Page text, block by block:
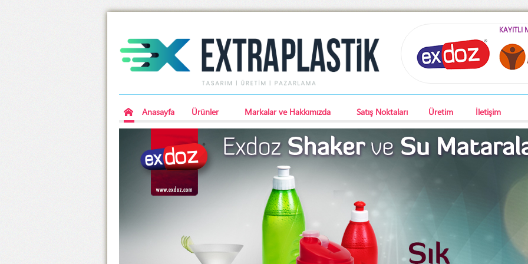
KAYITLI
Anasayfa Ürünler Markalar ve Hakkımızda Satış Noktaları Üretim İletişim